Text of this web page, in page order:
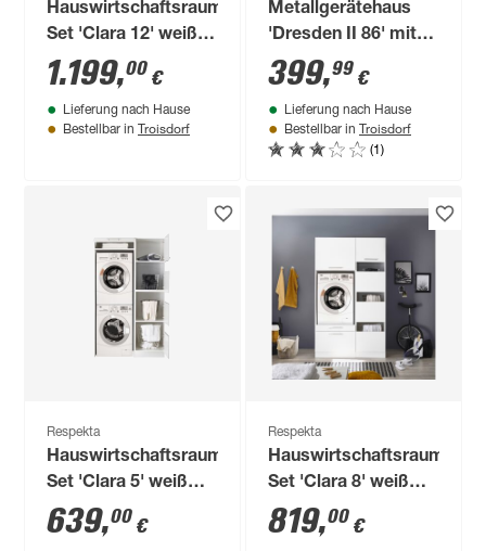
Hauswirtschaftsraum-
Set 'Clara 12' weiß
matt 184,8 x 200 x
67,6 cm
1.199,00 €
Lieferung nach Hause
Bestellbar in Troisdorf
Metallgerätehaus
'Dresden II 86' mit
Schiebetür
schiefergrau/weiß
236 x 174 x 206 cm
399,99 €
Lieferung nach Hause
Bestellbar in Troisdorf
(1)
Respekta
Hauswirtschaftsraum-
Set 'Clara 5' weiß
matt 117,4 x 200 x
67,6 cm
639,00 €
Respekta
Hauswirtschaftsraum-
Set 'Clara 8' weiß
matt 117,4 x 200 x
67,6 cm
819,00 €